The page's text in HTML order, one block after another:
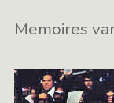
Memoires